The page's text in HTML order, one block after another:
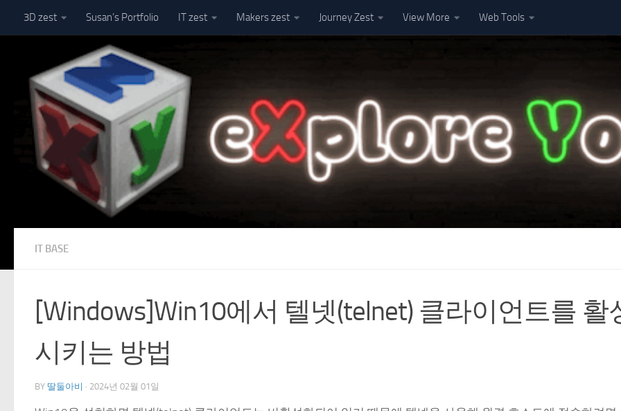
Skip to content
3D zest Susan’s Portfolio IT zest Makers zest Journey Zest View More Web Tools
IT BASE
[Windows]Win10에서 텔넷(telnet) 클라이언트를 활
시키는 방법
BY 딸둘아비 · 2024년 02월 01일